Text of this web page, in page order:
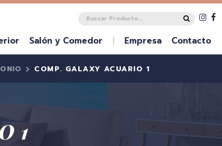
Salón y Comedor | Empresa Contacto
COMP. GALAXY ACUARIO 1
1